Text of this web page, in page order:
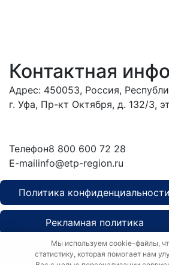
Мы используем cookie-файлы,
статистику, которая помогает нам
Контактная
Адрес: 450053, Россия,
г. Уфа, Пр-кт Октября, д. 132/3,
Телефон8 800 600 72 28
E-mailinfo@etp-region.ru
Политика конфиденциальности
Рекламная политика
Политика о персональных